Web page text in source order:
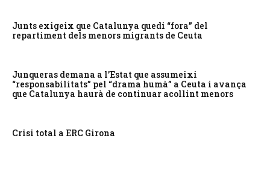
Junts exigeix que Catalunya quedi “fora” del
repartiment dels menors migrants de Ceuta
Junqueras demana a l’Estat que assumeixi
“responsabilitats” pel “drama humà” a Ceuta i avança
que Catalunya haurà de continuar acollint menors
Crisi total a ERC Girona